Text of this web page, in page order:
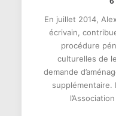
En juillet 2014,
écrivain,
procédure
culturelles de
demande
supplémentaire.